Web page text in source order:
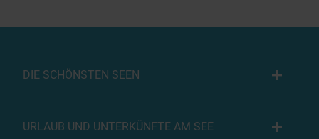
DIE SCHÖNSTEN SEEN
URLAUB UND UNTERKÜNFTE AM SEE